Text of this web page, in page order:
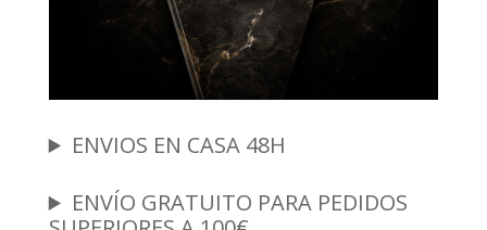
ENVIOS EN CASA 48H
ENVÍO GRATUITO PARA PEDIDOS